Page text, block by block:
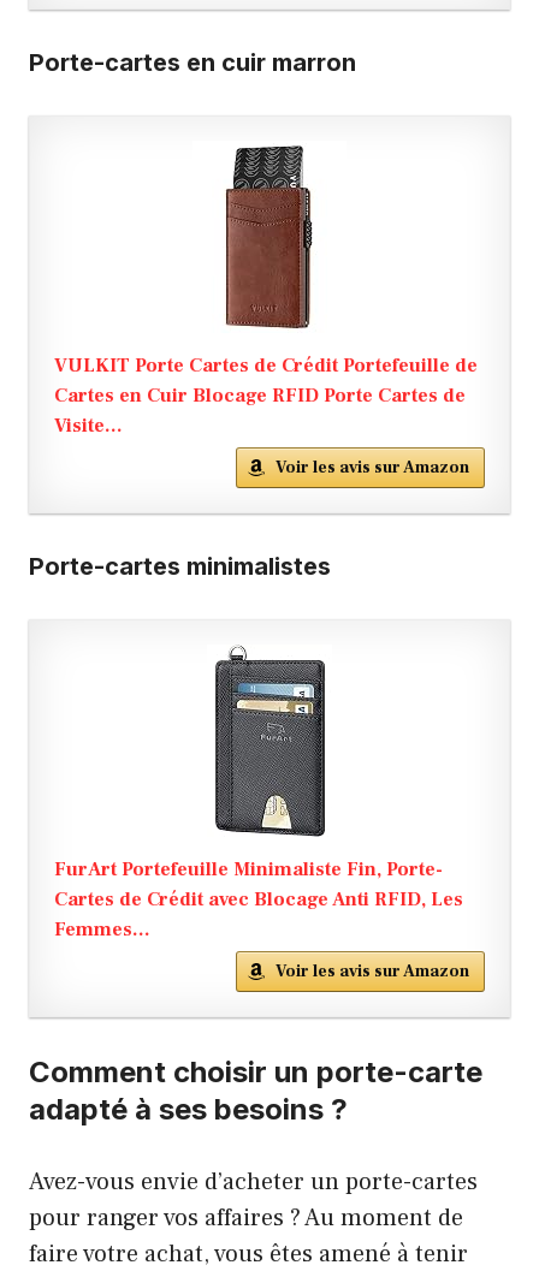
Porte-cartes en cuir marron
VULKIT Porte Cartes de Crédit Portefeuille de
Cartes en Cuir Blocage RFID Porte Cartes de
Visite...
Voir les avis sur Amazon
Porte-cartes minimalistes
FurArt Portefeuille Minimaliste Fin, Porte-
Cartes de Crédit avec Blocage Anti RFID, Les
Femmes...
Voir les avis sur Amazon
Comment choisir un porte-carte
adapté à ses besoins ?
Avez-vous envie d’acheter un porte-cartes
pour ranger vos affaires ? Au moment de
faire votre achat, vous êtes amené à tenir